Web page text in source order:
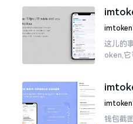
急得连
咋办
imtoken
这儿的
oken,它
把隐
imtoken
钱包截